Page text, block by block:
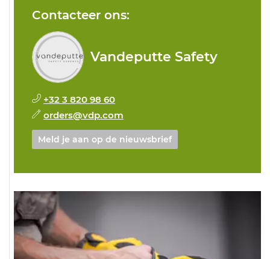
Contacteer ons:
Vandeputte Safety
+32 3 820 98 60
orders@vdp.com
Meld je aan op de nieuwsbrief